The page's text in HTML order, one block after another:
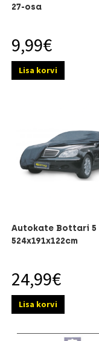
27-osa
9,99€
Lisa korvi
Autokate Bottari 5
524x191x122cm
24,99€
Lisa korvi